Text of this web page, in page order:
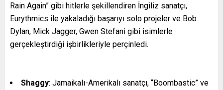
Rain Again” gibi hitlerle şekillendiren İngiliz sanatçı,
Eurythmics ile yakaladığı başarıyı solo projeler ve Bob
Dylan, Mick Jagger, Gwen Stefani gibi isimlerle
gerçekleştirdiği işbirlikleriyle perçinledi.
Shaggy: Jamaikalı-Amerikalı sanatçı, “Boombastic” ve